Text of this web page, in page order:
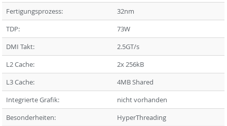
Fertigungsprozess:
32nm
TDP:
73W
DMI Takt:
2.5GT/s
L2 Cache:
2x 256kB
L3 Cache:
4MB Shared
Integrierte Grafik:
nicht vorhanden
Besonderheiten:
HyperThreading